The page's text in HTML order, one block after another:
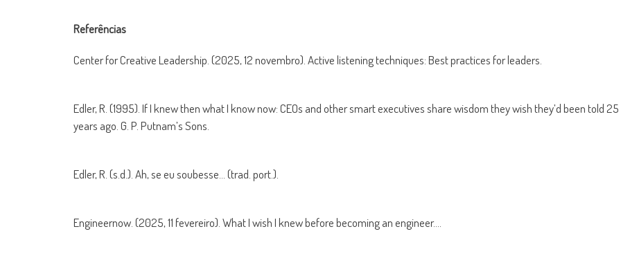
Referências
Center for Creative Leadership. (2025, 12 novembro). Active listening techniques: Best practices for leaders.
Edler, R. (1995). If I knew then what I know now: CEOs and other smart executives share wisdom they wish they’d been told 25
years ago. G. P. Putnam’s Sons.
Edler, R. (s.d.). Ah, se eu soubesse… (trad. port.).
Engineernow. (2025, 11 fevereiro). What I wish I knew before becoming an engineer….